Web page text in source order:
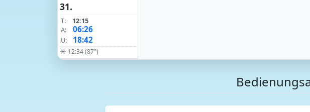
31.
T:
12:15
A:
06:26
U: 18:42
☀ 12:34 (87°)